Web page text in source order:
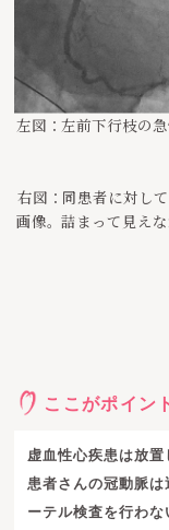
左図：左前下行枝の
右図：同患者に対し
画像。詰まって見え
ここがポイン
虚血性心疾患は放置
患者さんの冠動脈
ーテル検査を行わ